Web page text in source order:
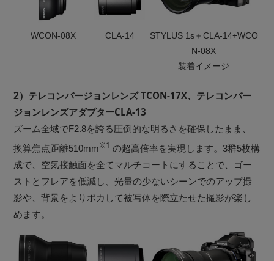
WCON-08X CLA-14
STYLUS 1s＋CLA-14+WCO
N-08X
装着イメージ
2）テレコンバージョンレンズ TCON-17X、テレコンバー
ジョンレンズアダプターCLA-13
ズーム全域でF2.8を誇る圧倒的な明るさを確保したまま、
換算焦点距離510mm※1 の超高倍率を実現します。3群5枚構
成で、空気接触面を全てマルチコートにすることで、ゴー
ストとフレアを低減し、光量の少ないシーンでのアップ撮
影や、背景をよりボカして被写体を際立たせた撮影が楽し
めます。